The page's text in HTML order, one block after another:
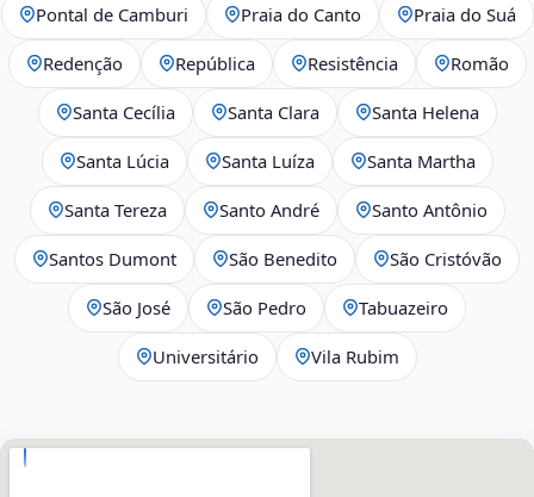
Pontal de Camburi Praia do Canto Praia do Suá
Redenção República Resistência Romão
Santa Cecília Santa Clara Santa Helena
Santa Lúcia Santa Luíza Santa Martha
Santa Tereza Santo André Santo Antônio
Santos Dumont São Benedito São Cristóvão
São José São Pedro Tabuazeiro
Universitário Vila Rubim